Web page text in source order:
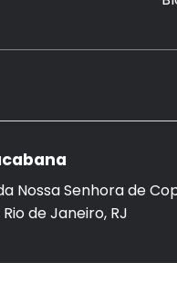
Nossa Senhora de
Rio de Janeiro, RJ